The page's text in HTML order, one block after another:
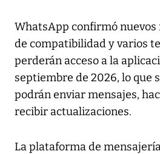
WhatsApp confirmó
de compatibilidad y varios
perderán acceso a la
septiembre de 2026, lo que
podrán enviar mensajes,
recibir actualizaciones.
La plataforma de